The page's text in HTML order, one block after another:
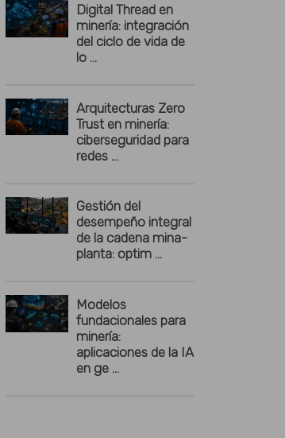
Digital Thread en
minería: integración
del ciclo de vida de
lo ...
Arquitecturas Zero
Trust en minería:
ciberseguridad para
redes ...
Gestión del
desempeño integral
de la cadena mina-
planta: optim ...
Modelos
fundacionales para
minería:
aplicaciones de la IA
en ge ...